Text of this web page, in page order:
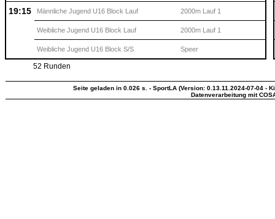
19:15 Männliche Jugend U16 Block Lauf 2000m Lauf 1
Weibliche Jugend U16 Block Lauf 2000m Lauf 1
Weibliche Jugend U16 Block S/S Speer
52 Runden
Seite geladen in 0.026 s. - SportLA (Version: 0.13.11.2024-07-04 -
Datenverarbeitung mit